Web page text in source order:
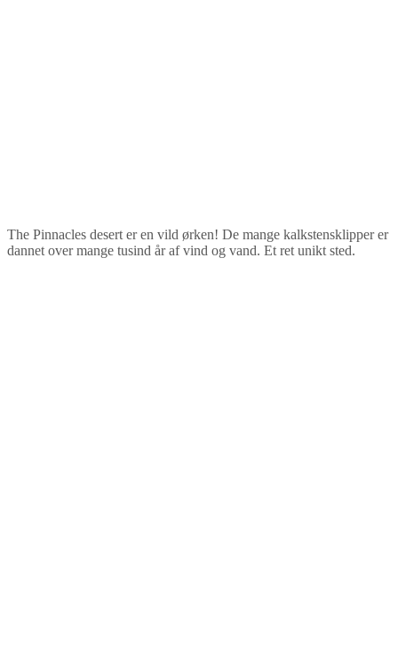
The Pinnacles desert er en vild ørken! De mange kalkstensklipper er
dannet over mange tusind år af vind og vand. Et ret unikt sted.